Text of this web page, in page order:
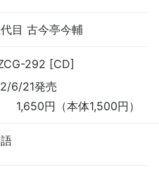
目 古今亭今輔
292 [CD]
6/21発売
1,650円（本体1,500円）